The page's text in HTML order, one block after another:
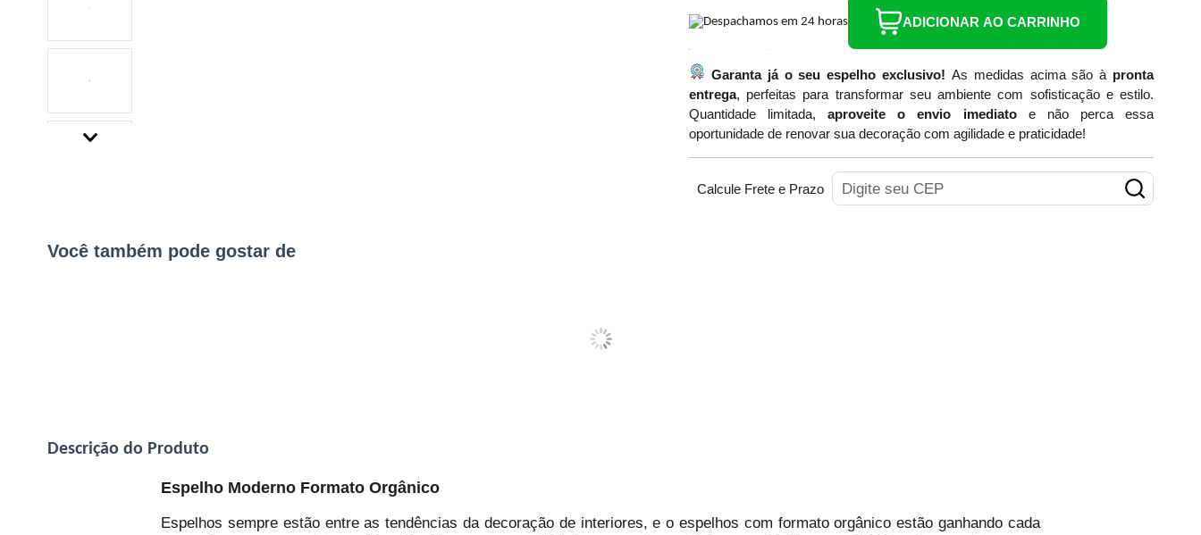
ADICIONAR AO CARRINHO
Garanta já o seu espelho exclusivo! As medidas acima são à pronta
entrega, perfeitas para transformar seu ambiente com sofisticação e estilo.
Quantidade limitada,aproveite o envio imediatoe não perca essa
oportunidade de renovar sua decoração com agilidade e praticidade!
Calcule Frete e Prazo
Você também pode gostar de
Descrição do Produto
Espelho Moderno Formato Orgânico
Espelhos sempre estão entre as tendências da decoração de interiores, e o espelhos com formato orgânico estão ganhando cada